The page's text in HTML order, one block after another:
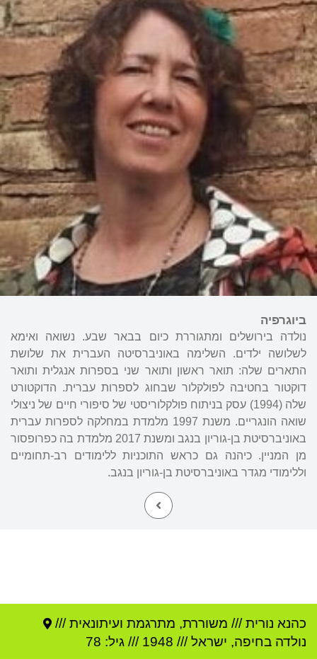
ביוגרפיה
נולדה בירושלים ומתגוררת כיום בבאר שבע. נשואה ואימא
לשלושה ילדים. השלימה באוניברסיטה העברית את שלושת
התארים שלה: תואר ראשון ותואר שני בספרות אנגלית ותואר
דוקטור בחטיבה לפולקלור שבחוג לספרות עברית. הדוקטורט
שלה (1994) עסק בניתוח פולקלוריסטי של סיפורי חיים של ניצולי
שואה הונגריים. משנת 1997 מלמדת במחלקה לספרות עברית
באוניברסיטת בן-גוריון בנגב ומשנת 2017 מלמדת בה כפרופסור
מן המניין. כיהנה גם כראש התוכניות ללימודים רב-תחומיים
וללימודי מגדר באוניברסיטת בן-גוריון בנגב.
כהנא נורית/// משוררת, מתרגמת ועיתונאית ///
נולדה בחיפה, ישראל///
1948 /// גיל: 78